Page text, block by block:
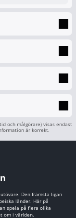
och målgörare) visas endast
är korrekt.
Den främsta ligan
länder. Här på
spela på flera olika
om i världen.